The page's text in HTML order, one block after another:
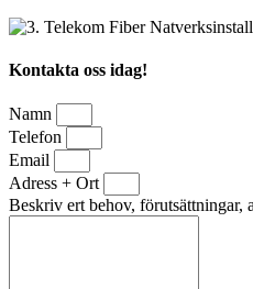
Kontakta oss idag!
Namn
Telefon
Email
Adress + Ort
Beskriv ert behov, förutsättningar,